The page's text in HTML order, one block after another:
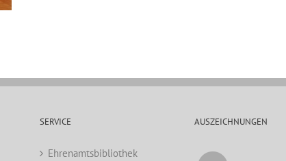
SERVICE
Ehrenamtsbibliothek
AUSZEICHNUNGEN